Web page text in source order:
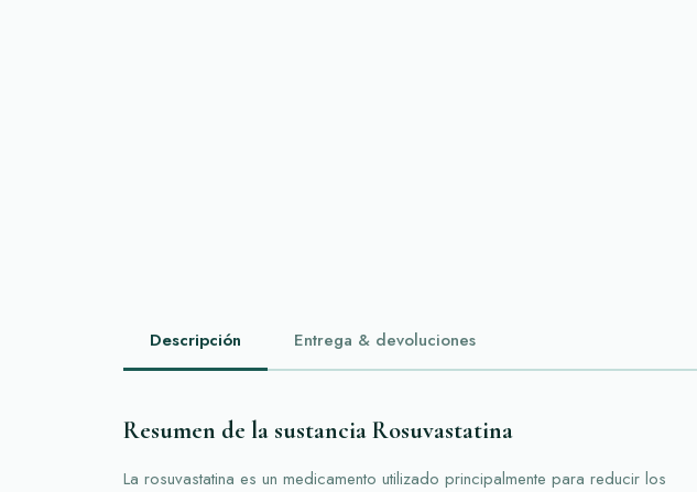
Descripción Entrega & devoluciones
Resumen de la sustancia Rosuvastatina
La rosuvastatina es un medicamento utilizado principalmente para reducir los